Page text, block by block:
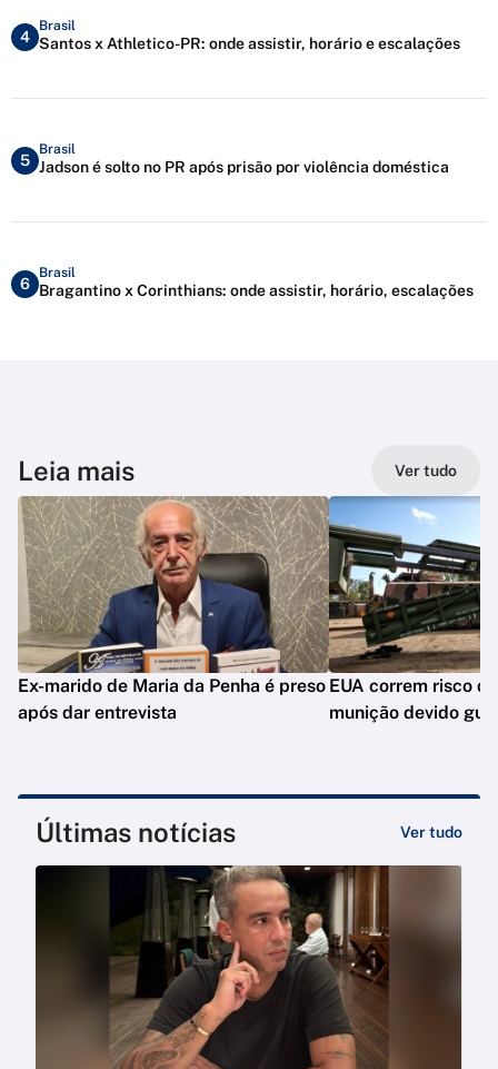
4
Brasil
Santos x Athletico-PR: onde assistir, horário e escalações
5
Brasil
Jadson é solto no PR após prisão por violência doméstica
6
Brasil
Bragantino x Corinthians: onde assistir, horário, escalações
Leia mais Ver tudo
Ex-marido de Maria da Penha é preso
após dar entrevista
EUA correm risco
munição devido
Últimas notícias Ver tudo